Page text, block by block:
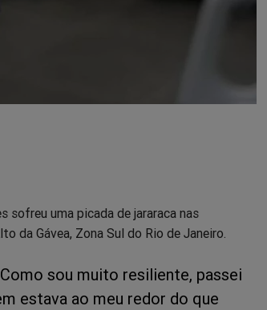
sofreu uma picada de jararaca nas
da Gávea, Zona Sul do Rio de Janeiro.
sou muito resiliente, passei
estava ao meu redor do que